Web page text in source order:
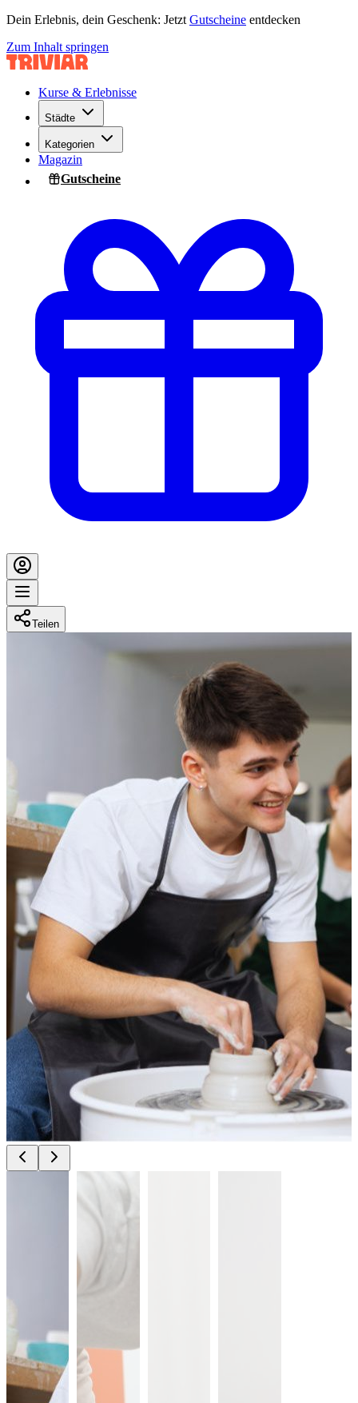
Dein Erlebnis, dein Geschenk: Jetzt Gutscheine entdecken
Zum Inhalt springen
Kurse & Erlebnisse
Städte
Kategorien
Magazin
Gutscheine
Teilen